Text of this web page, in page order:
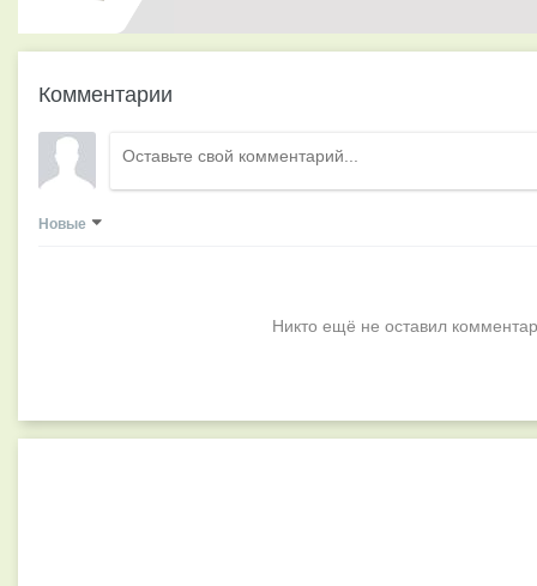
Комментарии
Новые
Никто ещё не оставил